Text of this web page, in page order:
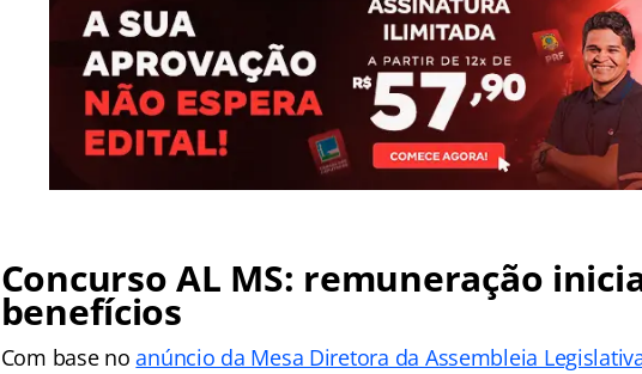
Concurso AL MS: remuneração
benefícios
Com base noanúncio da Mesa Diretora da Assembleia